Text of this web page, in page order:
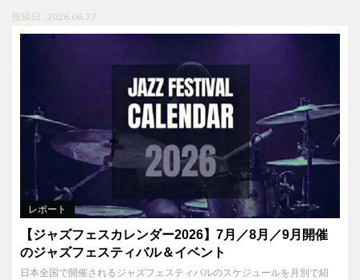
投稿日 : 2026.06.27
レポート
【ジャズフェスカレンダー2026】7月／8月／9月開催
のジャズフェスティバル＆イベント
日本全国で開催されるジャズフェスティバルのスケジュールを月別で紹